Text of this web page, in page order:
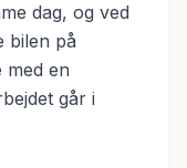
dag, og ved
bilen på
med en
går i